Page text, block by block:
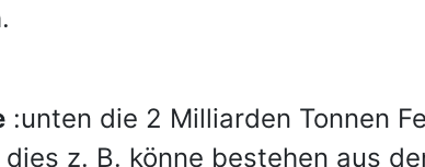
:unten die 2 Milliarden Tonnen
z. B. könne bestehen aus